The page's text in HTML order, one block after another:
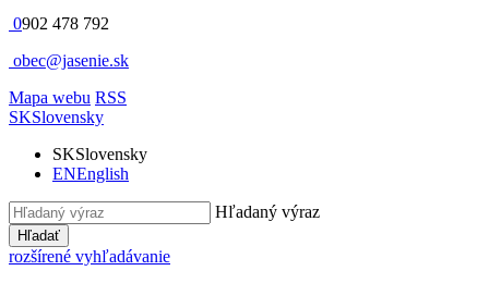
0902 478 792
obec@jasenie.sk
Mapa webu RSS
SKSlovensky
SKSlovensky
ENEnglish
Hľadaný výraz
Hľadať
rozšírené vyhľadávanie